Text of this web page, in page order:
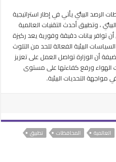
البيئي يأتي في إطار استراتيجية
، وتطبيق أحدث التقنيات العالمية
توافر بيانات دقيقة وفورية يعد ركيزة
البيئية الفعالة للحد من التلوث
أن الوزارة تواصل العمل على تعزيز
الهواء ورفع كفاءتها على مستوى
مواجهة التحديات البيئية.
العالمية المحافظات
تطبيق